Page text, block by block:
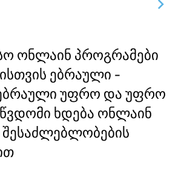
ონლაინ პროგრამები
ებრაული -
უფრო და უფრო
ხდება ონლაინ